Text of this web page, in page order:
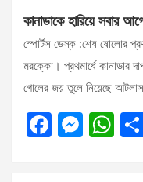
কানাডাকে হারিয়ে সবার
স্পোর্টস ডেস্ক :শেষ ষোলোর
মরক্কো। প্রথমার্ধে কানাডার
গোলের জয় তুলে নিয়েছে আটলাস
F
M W